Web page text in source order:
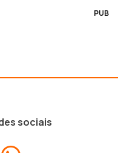
PUB
sociais